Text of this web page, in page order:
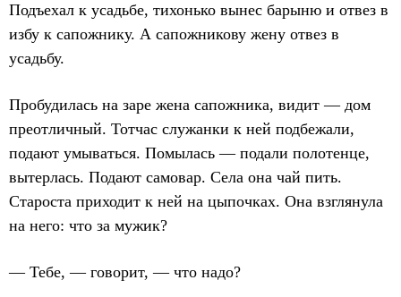
Подъехал к усадьбе, тихонько вынес барыню и отвез в
избу к сапожнику. А сапожникову жену отвез в
усадьбу.
Пробудилась на заре жена сапожника, видит — дом
преотличный. Тотчас служанки к ней подбежали,
подают умываться. Помылась — подали полотенце,
вытерлась. Подают самовар. Села она чай пить.
Староста приходит к ней на цыпочках. Она взглянула
на него: что за мужик?
— Тебе, — говорит, — что надо?